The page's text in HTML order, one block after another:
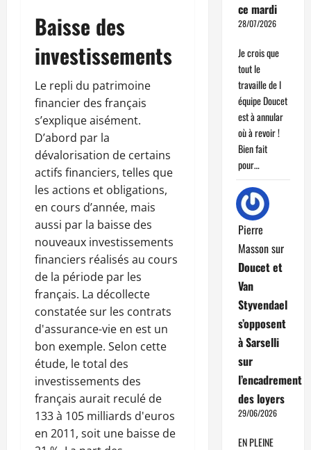
Baisse des
investissements
Le repli du patrimoine
financier des français
s’explique aisément.
D’abord par la
dévalorisation de certains
actifs financiers, telles que
les actions et obligations,
en cours d’année, mais
aussi par la baisse des
nouveaux investissements
financiers réalisés au cours
de la période par les
français. La décollecte
constatée sur les contrats
d'assurance-vie en est un
bon exemple. Selon cette
étude, le total des
investissements des
français aurait reculé de
133 à 105 milliards d'euros
en 2011, soit une baisse de
ce mardi
28/07/2026
Je crois que
tout le
travaille de l
équipe Doucet
est à annular
où à revoir !
Bien fait
pour…
Pierre
Massonsur
Doucet et
Van
Styvendael
s’opposent
à Sarselli
sur
l’encadrement
des loyers
29/06/2026
EN PLEINE